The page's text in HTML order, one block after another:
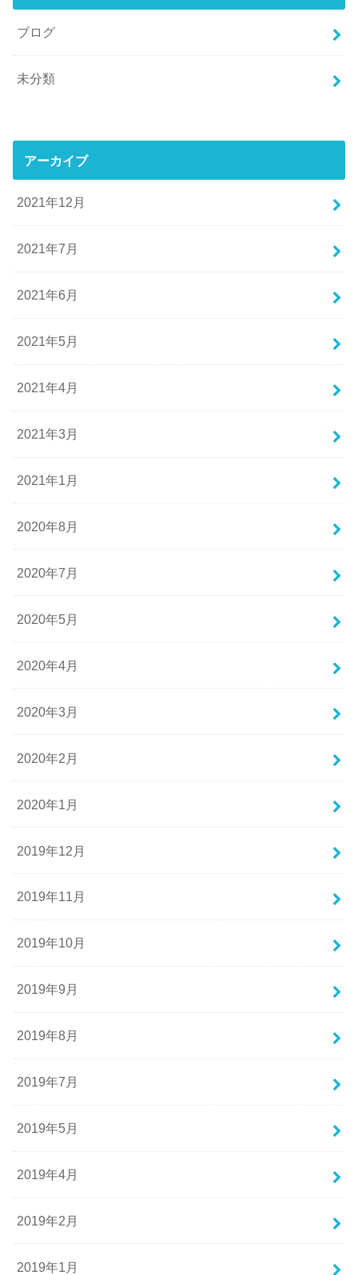
ブログ
未分類
アーカイブ
2021年12月
2021年7月
2021年6月
2021年5月
2021年4月
2021年3月
2021年1月
2020年8月
2020年7月
2020年5月
2020年4月
2020年3月
2020年2月
2020年1月
2019年12月
2019年11月
2019年10月
2019年9月
2019年8月
2019年7月
2019年5月
2019年4月
2019年2月
2019年1月